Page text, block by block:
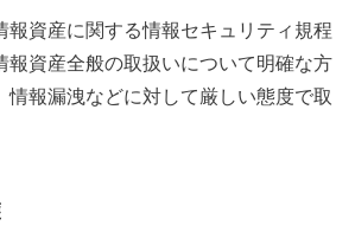
報資産に関する情報セキュリティ規程
報資産全般の取扱いについて明確な方
情報漏洩などに対して厳しい態度で取